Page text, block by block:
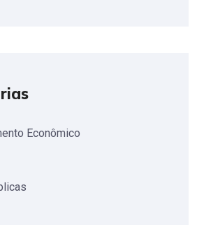
Econômico